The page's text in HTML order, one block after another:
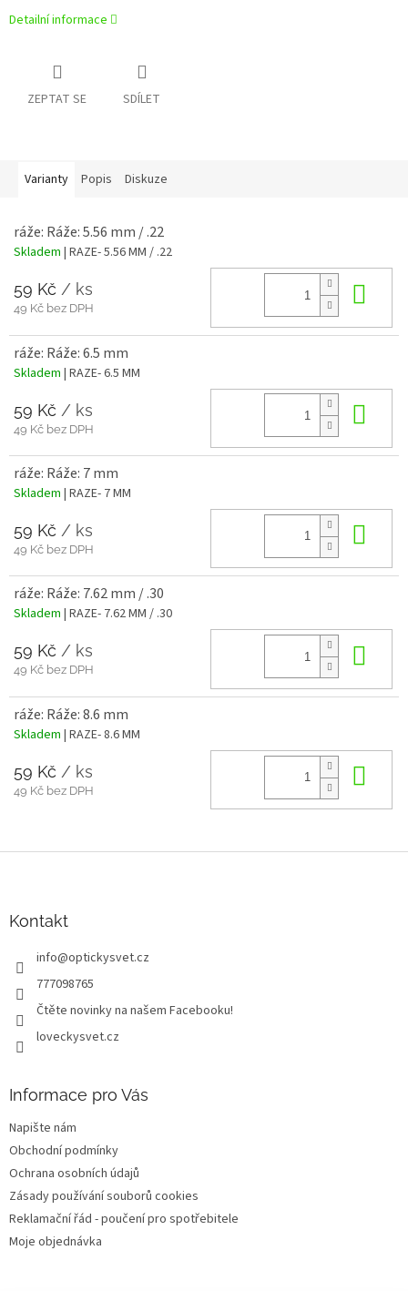
Detailní informace
ZEPTAT SE SDÍLET
Varianty Popis Diskuze
ráže: Ráže: 5.56 mm / .22
Skladem | RAZE- 5.56 MM / .22
59 Kč / ks
49 Kč bez DPH
ráže: Ráže: 6.5 mm
Skladem | RAZE- 6.5 MM
59 Kč / ks
49 Kč bez DPH
ráže: Ráže: 7 mm
Skladem | RAZE- 7 MM
59 Kč / ks
49 Kč bez DPH
ráže: Ráže: 7.62 mm / .30
Skladem | RAZE- 7.62 MM / .30
59 Kč / ks
49 Kč bez DPH
ráže: Ráže: 8.6 mm
Skladem | RAZE- 8.6 MM
59 Kč / ks
49 Kč bez DPH
Kontakt
info@optickysvet.cz
777098765
Čtěte novinky na našem Facebooku!
loveckysvet.cz
Informace pro Vás
Napište nám
Obchodní podmínky
Ochrana osobních údajů
Zásady používání souborů cookies
Reklamační řád - poučení pro spotřebitele
Moje objednávka